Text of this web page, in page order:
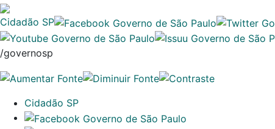
Cidadão SP
/governosp
Cidadão SP